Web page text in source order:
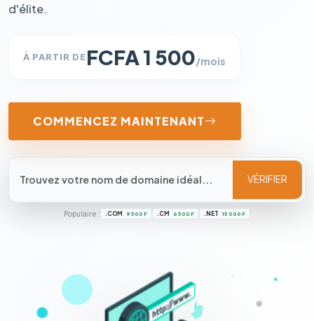
d'élite.
À PARTIR DEFCFA 1 500/mois
COMMENCEZ MAINTENANT
VÉRIFIER
Populaire : .COM 9 500 F .CM 6 500 F .NET 15 000 F